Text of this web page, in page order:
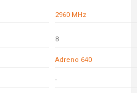
2960 MHz
8
Adreno 640
-